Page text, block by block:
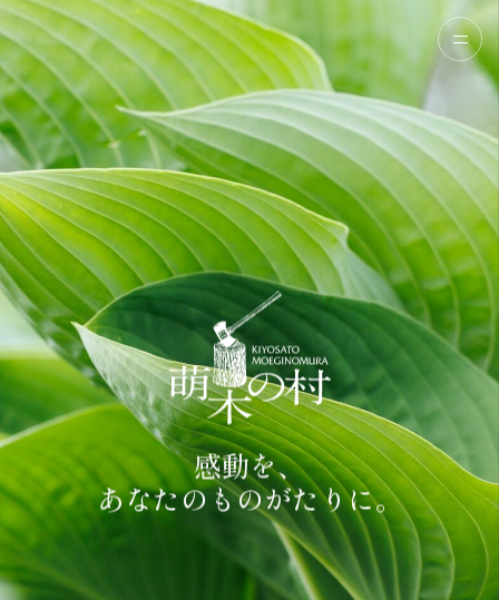
感動を、
あなたのものがたりに。